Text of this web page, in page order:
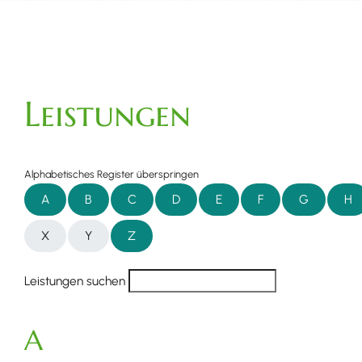
Leistungen
Alphabetisches Register überspringen
A B C D E F G H
X Y Z
Leistungen suchen
A